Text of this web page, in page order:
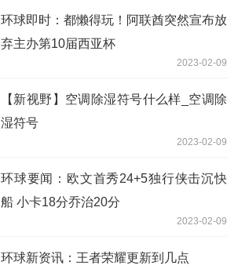
环球即时：都懒得玩！阿联酋突然宣布放
弃主办第10届西亚杯
2023-02-09
【新视野】空调除湿符号什么样_空调除
湿符号
2023-02-09
环球要闻：欧文首秀24+5独行侠击沉快
船 小卡18分乔治20分
2023-02-09
环球新资讯：王者荣耀更新到几点